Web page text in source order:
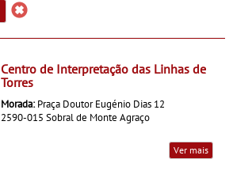
Centro de Interpretação das Linhas de
Torres
Morada: Praça Doutor Eugénio Dias 12
2590-015 Sobral de Monte Agraço
Ver mais